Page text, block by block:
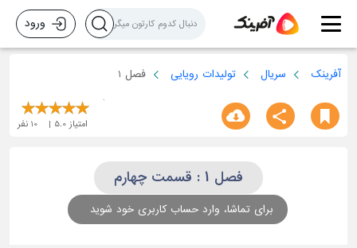
ورود
آفرینک سریال تولیدات رویایی فصل 1
امتیاز 5.0
10 نفر
فصل 1 : قسمت چهارم
برای تماشا، وارد حساب کاربری خود شوید